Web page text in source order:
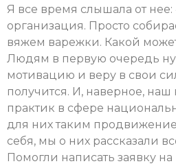
Я все время слышала от
организация. Просто
вяжем варежки. Какой
Людям в первую очередь
мотивацию и веру в свои
получится. И, наверное,
практик в сфере
для них таким
себя, мы о них рассказали
Помогли написать заявку